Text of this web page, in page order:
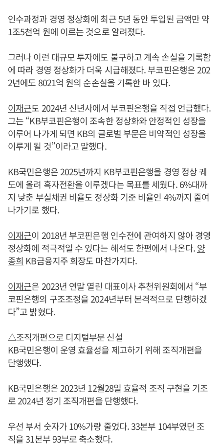
인수과정과 경영 정상화에 최근 5년 동안 투입된 금액만 약
1조5천억 원에 이르는 것으로 알려졌다.
그러나 이런 대규모 투자에도 불구하고 계속 손실을 기록함
에 따라 경영 정상화가 더욱 시급해졌다. 부코핀은행은 202
2년에도 8021억 원의 순손실을 기록한 바 있다.
이재근도 2024년 신년사에서 부코핀은행을 직접 언급했다.
그는 “KB부코핀은행이 조속한 정상화와 안정적인 성장을
이루어 나가게 되면 KB의 글로벌 부문은 비약적인 성장을
이루게 될 것”이라고 말했다.
KB국민은행은 2025년까지 KB부코핀은행을 경영 정상 궤
도에 올려 흑자전환을 이루겠다는 목표를 세웠다. 6%대까
지 낮춘 부실채권 비율도 정상화 기준 비율인 4%까지 줄여
나가기로 했다.
이재근이 2018년 부코핀은행 인수전에 관여하지 않아 경영
정상화에 적극적일 수 있다는 해석도 한편에서 나온다.양
종희 KB금융지주 회장도 마찬가지다.
이재근은 2023년 연말 열린 대표이사 추천위원회에서 “부
코핀은행의 구조조정을 2024년부터 본격적으로 단행하겠
다”고 밝혔다.
△조직개편으로 디지털부문 신설
KB국민은행이 운영 효율성을 제고하기 위해 조직개편을
단행했다.
KB국민은행은 2023년 12월28일 효율적 조직 구현을 기조
로 2024년 정기 조직개편을 단행했다.
우선 부서 숫자가 10%가량 줄었다. 33본부 104부였던 조
직을 31본부 93부로 축소했다.